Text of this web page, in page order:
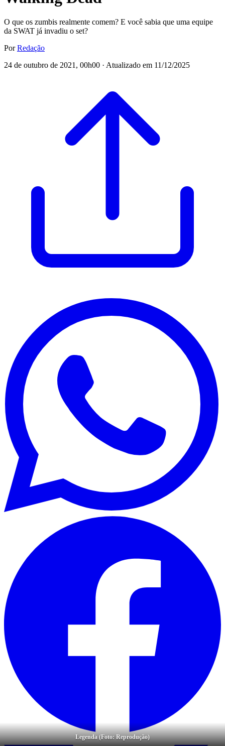
Legenda (Foto: Reprodução)
O que os zumbis realmente comem? E você sabia que uma equipe
da SWAT já invadiu o set?
PorRedação
24 de outubro de 2021, 00h00 · Atualizado em 11/12/2025